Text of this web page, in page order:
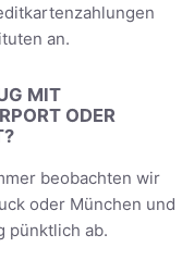
an.
MIT
ODER
beobachten wir
oder München und
pünktlich ab.